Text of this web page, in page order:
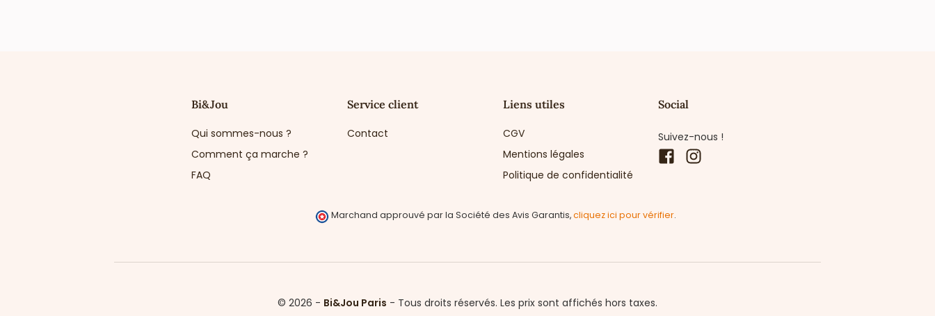
Bi&Jou
Qui sommes-nous ?
Comment ça marche ?
FAQ
Service client
Contact
Liens utiles
CGV
Mentions légales
Politique de confidentialité
Social
Suivez-nous !
Facebook
Marchand approuvé par la Société des Avis Garantis,cliquez ici pour vérifier.
© 2026 - Bi&Jou Paris - Tous droits réservés. Les prix sont affichés hors taxes.